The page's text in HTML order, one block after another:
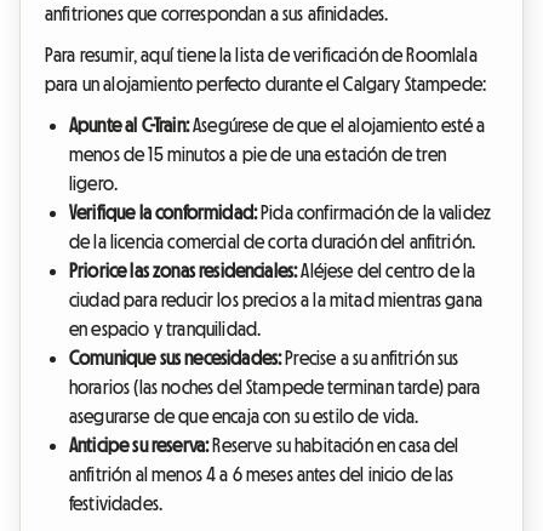
anfitriones que correspondan a sus afinidades.
Para resumir, aquí tiene la lista de verificación de Roomlala
para un alojamiento perfecto durante el Calgary Stampede:
Apunte al C-Train:Asegúrese de que el alojamiento esté a
menos de 15 minutos a pie de una estación de tren
ligero.
Verifique la conformidad:Pida confirmación de la validez
de la licencia comercial de corta duración del anfitrión.
Priorice las zonas residenciales:Aléjese del centro de la
ciudad para reducir los precios a la mitad mientras gana
en espacio y tranquilidad.
Comunique sus necesidades:Precise a su anfitrión sus
horarios (las noches del Stampede terminan tarde) para
asegurarse de que encaja con su estilo de vida.
Anticipe su reserva:Reserve su habitación en casa del
anfitrión al menos 4 a 6 meses antes del inicio de las
festividades.